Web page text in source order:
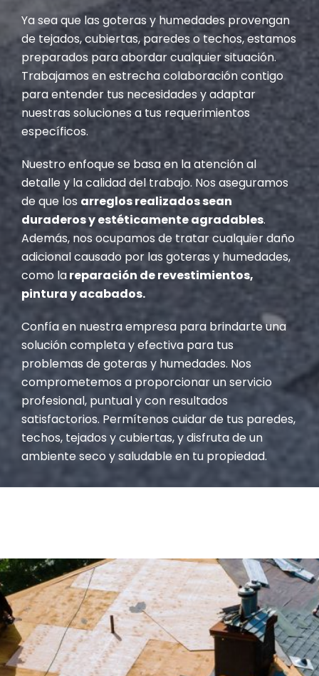
Ya sea que las goteras y humedades provengan
de tejados, cubiertas, paredes o techos, estamos
preparados para abordar cualquier situación.
Trabajamos en estrecha colaboración contigo
para entender tus necesidades y adaptar
nuestras soluciones a tus requerimientos
específicos.
Nuestro enfoque se basa en la atención al
detalle y la calidad del trabajo. Nos aseguramos
de que los arreglos realizados sean
duraderos y estéticamente agradables.
Además, nos ocupamos de tratar cualquier daño
adicional causado por las goteras y humedades,
como lareparación de revestimientos,
pintura y acabados.
Confía en nuestra empresa para brindarte una
solución completa y efectiva para tus
problemas de goteras y humedades. Nos
comprometemos a proporcionar un servicio
profesional, puntual y con resultados
satisfactorios. Permítenos cuidar de tus paredes,
techos, tejados y cubiertas, y disfruta de un
ambiente seco y saludable en tu propiedad.